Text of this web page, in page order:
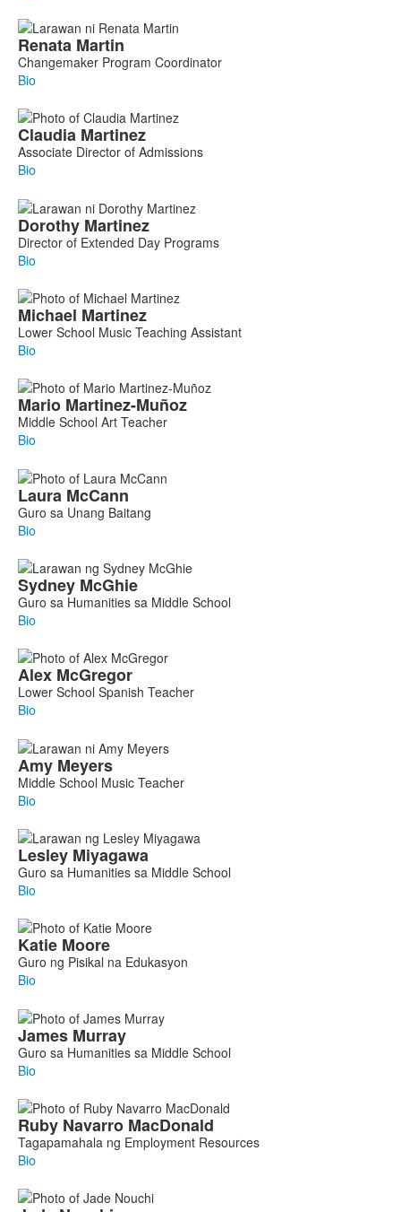
Renata Martin
Changemaker Program Coordinator
Bio
Claudia Martinez
Associate Director of Admissions
Bio
Dorothy Martinez
Director of Extended Day Programs
Bio
Michael Martinez
Lower School Music Teaching Assistant
Bio
Mario Martinez-Muñoz
Middle School Art Teacher
Bio
Laura McCann
Guro sa Unang Baitang
Bio
Sydney McGhie
Guro sa Humanities sa Middle School
Bio
Alex McGregor
Lower School Spanish Teacher
Bio
Amy Meyers
Middle School Music Teacher
Bio
Lesley Miyagawa
Guro sa Humanities sa Middle School
Bio
Katie Moore
Guro ng Pisikal na Edukasyon
Bio
James Murray
Guro sa Humanities sa Middle School
Bio
Ruby Navarro MacDonald
Tagapamahala ng Employment Resources
Bio